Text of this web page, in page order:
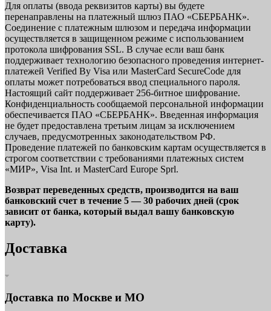
Для оплаты (ввода реквизитов карты) вы будете
перенаправлены на платежный шлюз ПАО «СБЕРБАНК».
Соединение с платежным шлюзом и передача информации
осуществляется в защищенном режиме с использованием
протокола шифрования SSL. В случае если ваш банк
поддерживает технологию безопасного проведения интернет-
платежей Verified By Visa или MasterCard SecureCode для
оплаты может потребоваться ввод специального пароля.
Настоящий сайт поддерживает 256-битное шифрование.
Конфиденциальность сообщаемой персональной информации
обеспечивается ПАО «СБЕРБАНК». Введенная информация
не будет предоставлена третьим лицам за исключением
случаев, предусмотренных законодательством РФ.
Проведение платежей по банковским картам осуществляется в
строгом соответствии с требованиями платежных систем
«МИР», Visa Int. и MasterCard Europe Sprl.
Возврат переведенных средств, производится на ваш
банковский счет в течение 5 — 30 рабочих дней (срок
зависит от банка, который выдал вашу банковскую
карту).
Доставка
Доставка по Москве и МО